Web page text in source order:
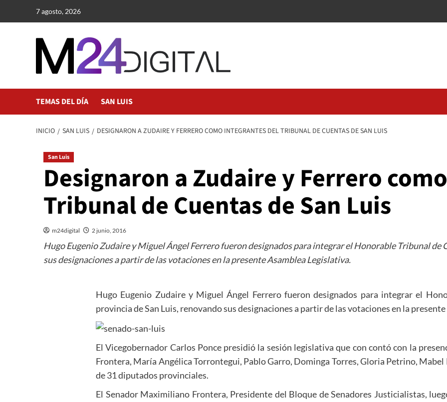
7 agosto, 2026
TEMAS DEL DÍA SAN LUIS
INICIO SAN LUIS DESIGNARON A ZUDAIRE Y FERRERO COMO INTEGRANTES DEL TRIBUNAL DE CUENTAS DE SAN LUIS
San Luis
Designaron a Zudaire y Ferrero
Tribunal de Cuentas de San Luis
m24digital 2 junio, 2016
Hugo Eugenio Zudaire y Miguel Ángel Ferrero fueron designados para integrar el Honorable Tribunal de
sus designaciones a partir de las votaciones en la presente Asamblea Legislativa.
Hugo Eugenio Zudaire y Miguel Ángel Ferrero fueron designados para integrar el
provincia de San Luis, renovando sus designaciones a partir de las votaciones en la
El Vicegobernador Carlos Ponce presidió la sesión legislativa que con contó con la
Frontera, María Angélica Torrontegui, Pablo Garro, Dominga Torres, Gloria Petrino, Mabel
de 31 diputados provinciales.
El Senador Maximiliano Frontera, Presidente del Bloque de Senadores Justicialistas,